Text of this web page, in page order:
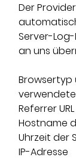
Der
Server-
an uns
Browsertyp
Referrer URL
Hostname
Uhrzeit der
IP-Adresse